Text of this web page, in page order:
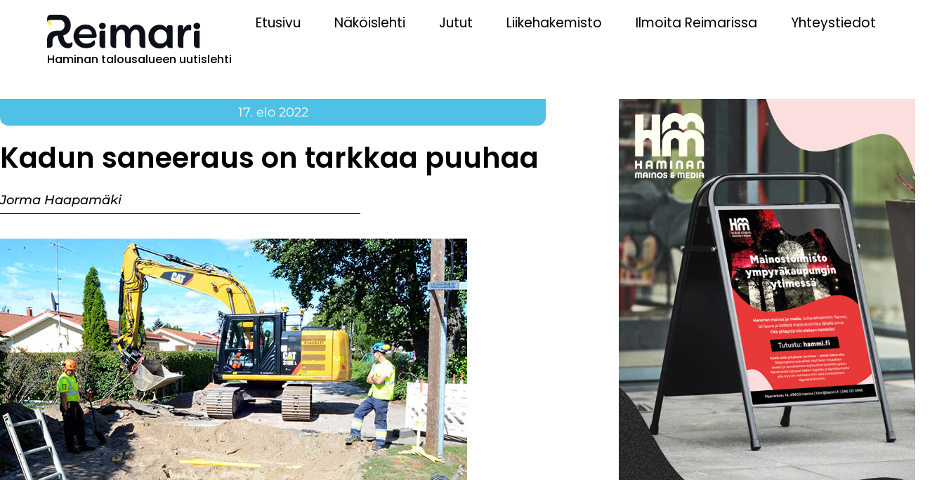
Haminan talousalueen uutislehti
Etusivu Näköislehti Jutut Liikehakemisto Ilmoita Reimarissa Yhteystiedot
17. elo 2022
Kadun saneeraus on tarkkaa puuhaa
Jorma Haapamäki